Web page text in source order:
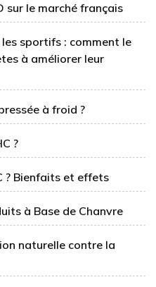
sur le marché français
sportifs : comment le
à améliorer leur
à froid ?
?
? Bienfaits et effets
à Base de Chanvre
naturelle contre la